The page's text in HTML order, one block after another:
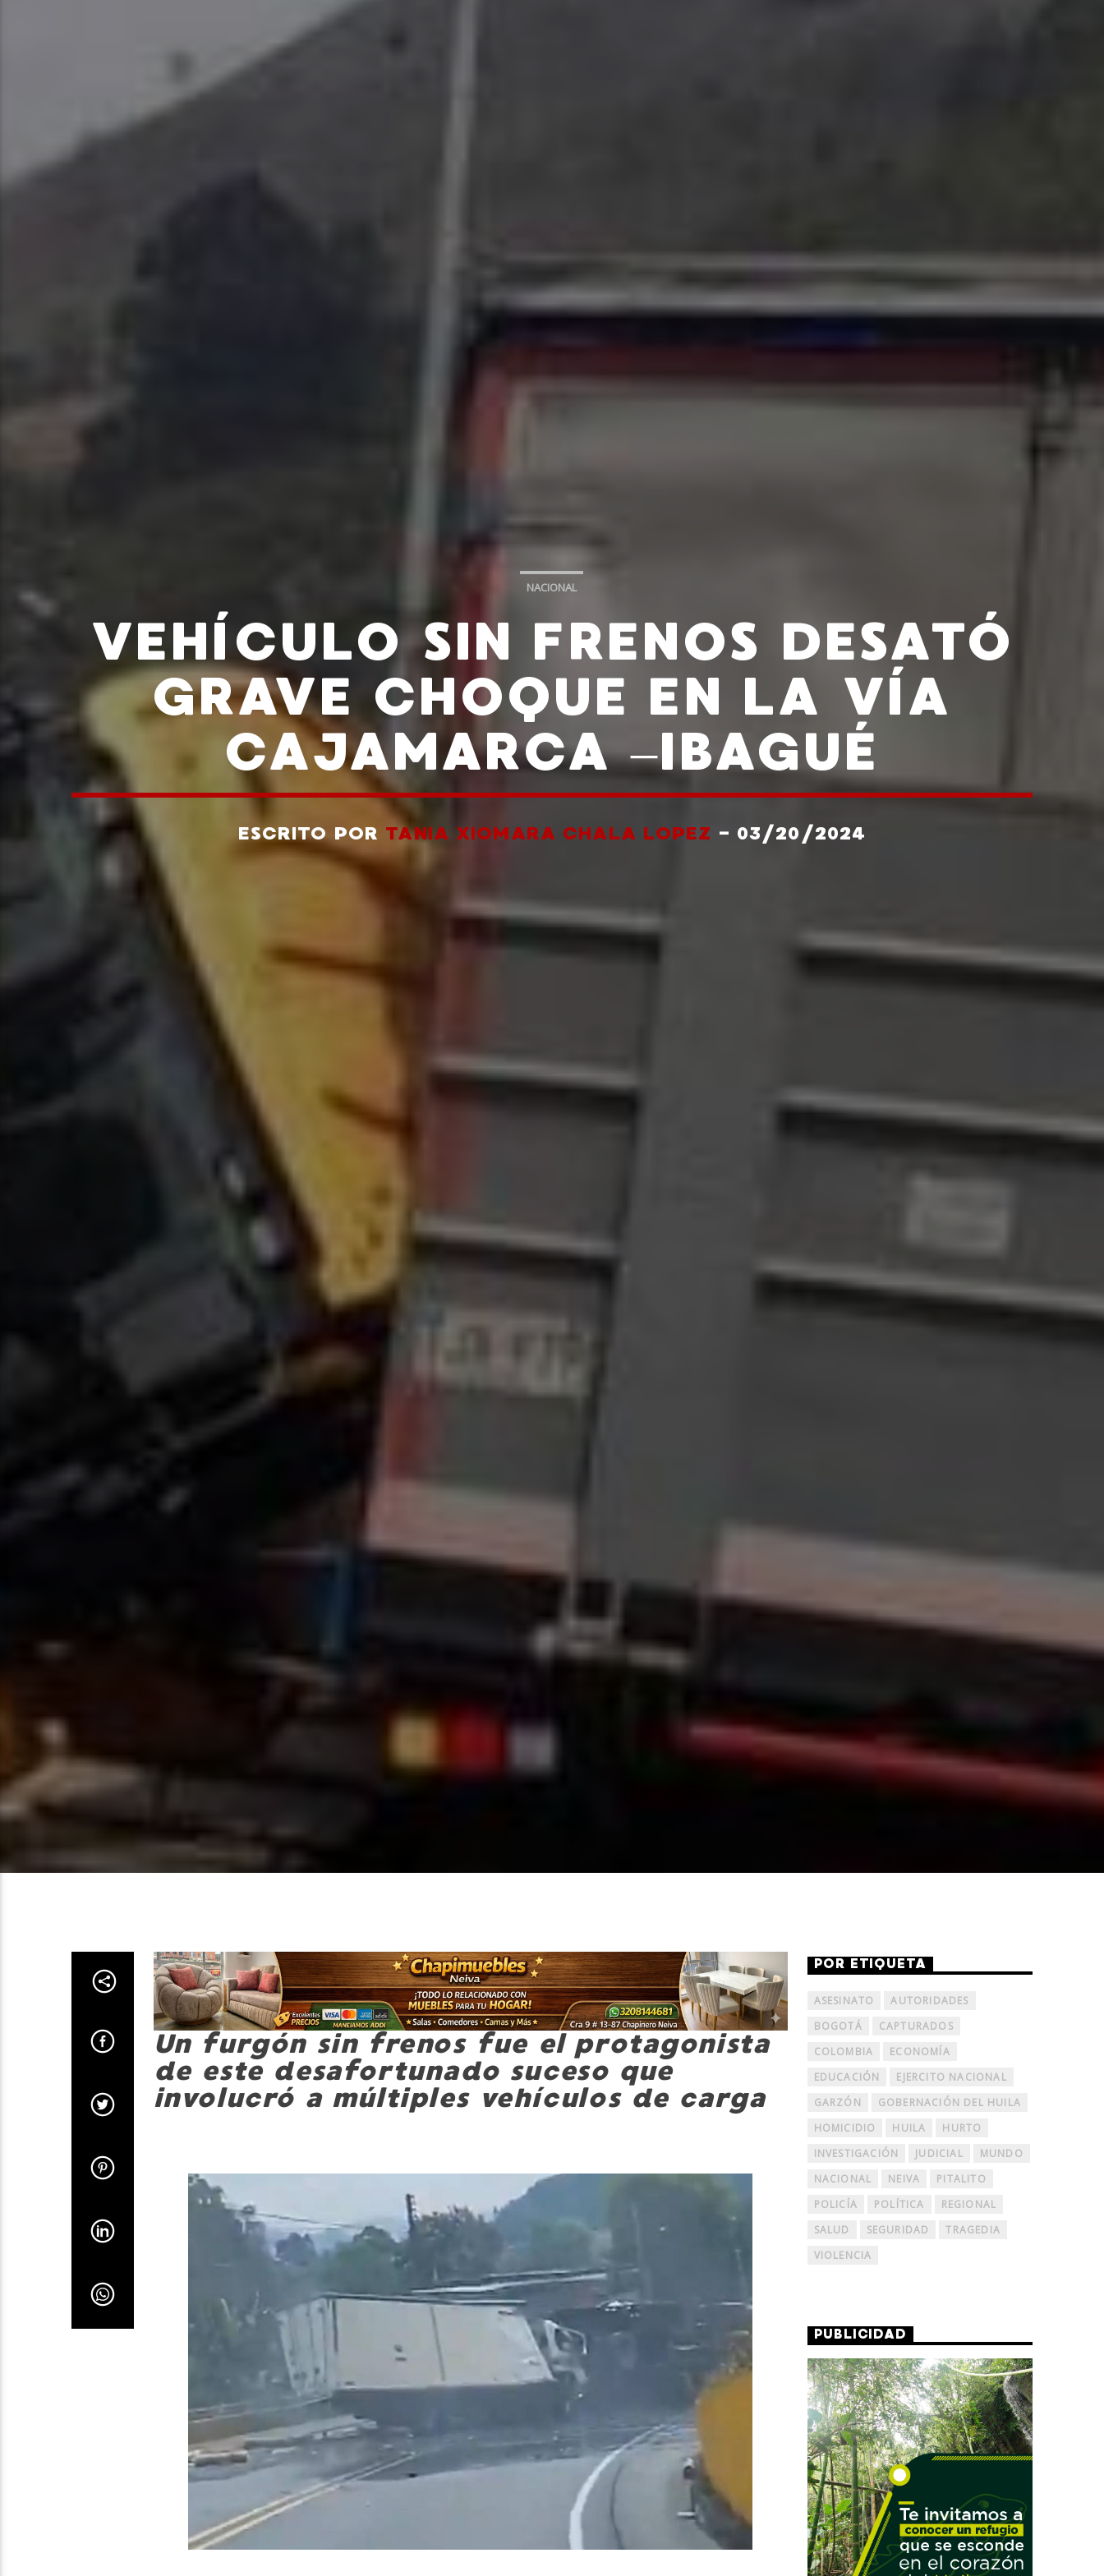
NACIONAL
VEHÍCULO SIN FRENOS DESATÓ
GRAVE CHOQUE EN LA VÍA
CAJAMARCA –IBAGUÉ
ESCRITO POR TANIA XIOMARA CHALA LOPEZ - 03/20/2024
Un furgón sin frenos fue el protagonista
de este desafortunado suceso que
involucró a múltiples vehículos de carga
POR ETIQUETA
ASESINATO
AUTORIDADES
BOGOTÁ
CAPTURADOS
COLOMBIA
ECONOMÍA
EDUCACIÓN
EJERCITO NACIONAL
GARZÓN
GOBERNACIÓN DEL HUILA
HOMICIDIO
HUILA
HURTO
INVESTIGACIÓN
JUDICIAL
MUNDO
NACIONAL
NEIVA
PITALITO
POLICÍA
POLÍTICA
REGIONAL
SALUD
SEGURIDAD
TRAGEDIA
VIOLENCIA
PUBLICIDAD